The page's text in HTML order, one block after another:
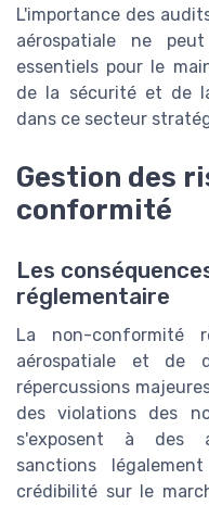
L'importance des
aérospatiale ne
essentiels pour le
de la sécurité et de
dans ce secteur
Gestion des
conformité
Les
réglementaire
La non-conformité
aérospatiale et de
répercussions
des violations des
s'exposent à des
sanctions
crédibilité sur le